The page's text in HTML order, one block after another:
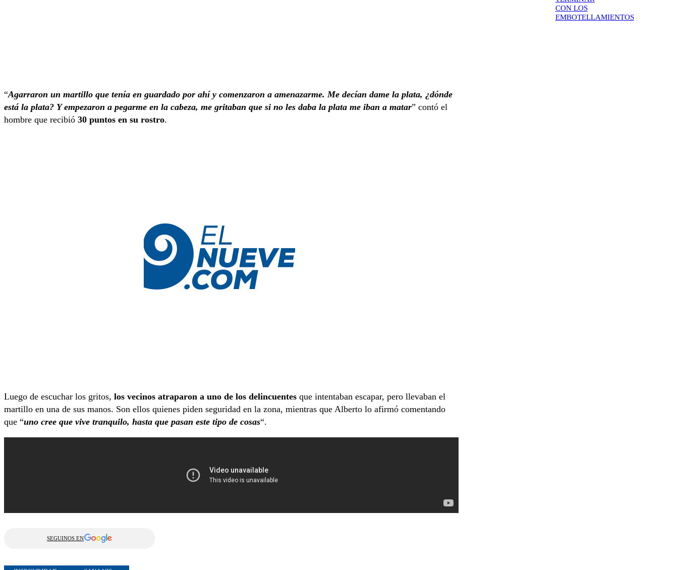
“Agarraron un martillo que tenía en guardado por ahí y comenzaron a amenazarme. Me decían dame la plata, ¿dónde
está la plata? Y empezaron a pegarme en la cabeza, me gritaban que si no les daba la plata me iban a matar” contó el
hombre que recibió 30 puntos en su rostro.
Luego de escuchar los gritos, los vecinos atraparon a uno de los delincuentes que intentaban escapar, pero llevaban el
martillo en una de sus manos. Son ellos quienes piden seguridad en la zona, mientras que Alberto lo afirmó comentando
que “uno cree que vive tranquilo, hasta que pasan este tipo de cosas“.
SEGUINOS EN
CON LOS
EMBOTELLAMIENTOS